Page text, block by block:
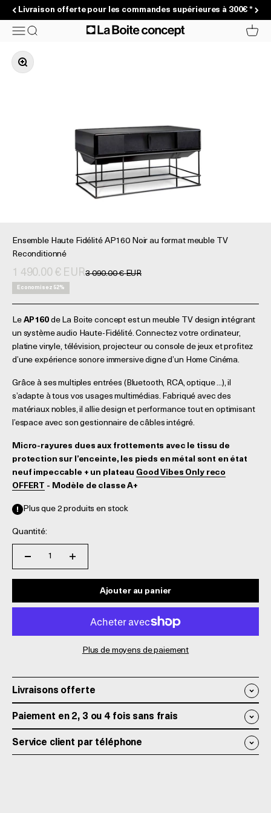
Passer au contenu
Livraison offerte pour les commandes supérieures à 300€ *
MenuRecherche La Boite concept Panier
Zoomer sur l'image
Ensemble Haute Fidélité AP160 Noir au format meuble TV
Reconditionné
Prix de vente
1 490.00 € EURPrix normal
3 090.00 € EUR
Economisez 52%
Le AP160de La Boite concept est un meuble TV design intégrant
un système audio Haute-Fidélité. Connectez votre ordinateur,
platine vinyle, télévision, projecteur ou console de jeux et profitez
d’une expérience sonore immersive digne d’un Home Cinéma.
Grâce à ses multiples entrées (Bluetooth, RCA, optique ...), il
s’adapte à tous vos usages multimédias. Fabriqué avec des
matériaux nobles, il allie design et performance tout en optimisant
l’espace avec son gestionnaire de câbles intégré.
Micro-rayures dues aux frottements avec le tissu de
protection sur l’enceinte, les pieds en métal sont en état
neuf impeccable + un plateau Good Vibes Only reco
OFFERT - Modèle de classe A+
Plus que 2 produits en stock
Quantité:
Ajouter au panier
Plus de moyens de paiement
Livraisons offerte
Paiement en 2, 3 ou 4 fois sans frais
Service client par téléphone